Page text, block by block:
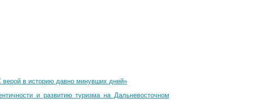
верой в историю давно минувших дней»
и развитию туризма на Дальневосточном